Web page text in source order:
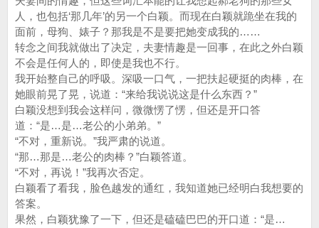
人，也包括‘那几年’的另一个白颖。而现在白颖就跪坐在我的
面前，母狗、婊子？那我是不是要把她变成我的……
转念之间我就做出了决定，夫妻情趣是一回事，在此之外白颖
不会是任何人的，即使是我也不行。
我开始整自己的呼吸。深吸一口气，一把扶起硬挺的肉棒，在
她眼前晃了晃，说道：“来给我说说这是什么东西？”
白颖没想到我会这样问，微微愣了愣，但还是开口答
道：“是…是…老公的小弟弟。”
“不对，重新说。”我严肃的说道。
“那…那是…老公的肉棒？”白颖答道。
“不对，再说！”我再次否定。
白颖看了看我，脸色越发的通红，我知道她已经明白我想要的
答案。
果然，白颖犹豫了一下，但还是磕磕巴巴的开口道：“是…